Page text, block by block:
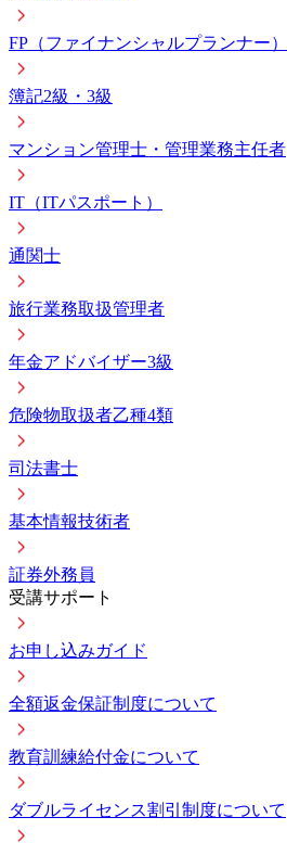
FP（ファイナンシャルプランナー）
簿記2級・3級
マンション管理士・管理業務主任者
IT（ITパスポート）
通関士
旅行業務取扱管理者
年金アドバイザー3級
危険物取扱者乙種4類
司法書士
基本情報技術者
証券外務員
受講サポート
お申し込みガイド
全額返金保証制度について
教育訓練給付金について
ダブルライセンス割引制度について